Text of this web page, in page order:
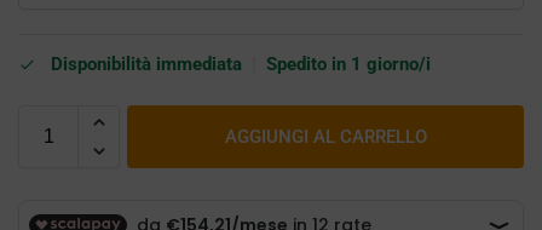
Disponibilità immediata Spedito in 1 giorno/i
AGGIUNGI AL CARRELLO